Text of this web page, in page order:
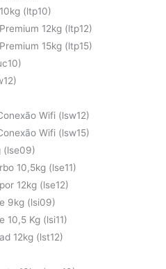
(ltp10)
12kg (ltp12)
15kg (ltp15)
Wifi (lsw12)
Wifi (lsw15)
(lse09)
10,5kg (lse11)
12kg (lse12)
9kg (lsi09)
10,5 Kg (lsi11)
12kg (lst12)